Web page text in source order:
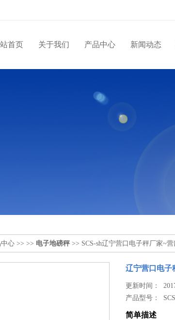
首页 关于我们 产品中心 新闻动态
心 >> >> 电子地磅秤 >> SCS-sh辽宁营口电子秤厂家~
辽宁营口电子
更新时间：
产品型号：
简单描述